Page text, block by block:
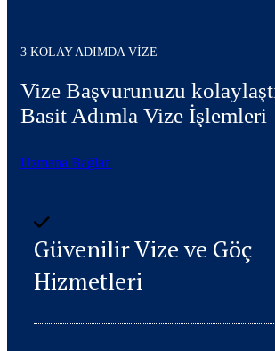
3 KOLAY ADIMDA VIZE
Vize Başvurunuzu
Basit Adımla Vize İşlemleri
Uzmana Bağlan
Güvenilir Vize ve Göç
Hizmetleri